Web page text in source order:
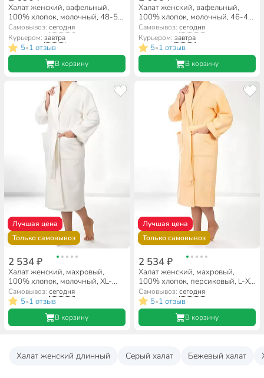
Халат женский, вафельный,
100% хлопок, молочный, 48-50,
Barkas
Самовывоз:сегодня
Курьером:завтра
5•1 отзыв
В корзину
Халат женский, вафельный,
100% хлопок, молочный, 46-48,
Barkas
Самовывоз: сегодня
Курьером: завтра
5•1 отзыв
В корзину
Лучшая цена
Только самовывоз
2 534 ₽
Халат женский, махровый,
100% хлопок, молочный, XL-
XXL, 52-54, Silvano
Самовывоз:сегодня
5•1 отзыв
В корзину
Лучшая цена
Только самовывоз
2 534 ₽
Халат женский, махровый,
100% хлопок, персиковый, L-XL,
48-50, Silvano
Самовывоз: сегодня
5•1 отзыв
В корзину
Халат женский длинный Серый халат Бежевый халат